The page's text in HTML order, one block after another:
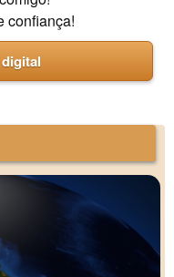
confiança!